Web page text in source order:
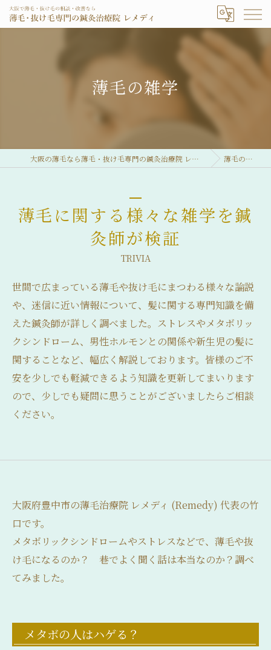
薄毛の雑学
大阪の薄毛なら薄毛・抜け毛専門の鍼灸治療院 レメディ 薄毛の雑学
薄毛に関する様々な雑学を鍼
灸師が検証
TRIVIA
世間で広まっている薄毛や抜け毛にまつわる様々な論説
や、迷信に近い情報について、髪に関する専門知識を備
えた鍼灸師が詳しく調べました。ストレスやメタボリッ
クシンドローム、男性ホルモンとの関係や新生児の髪に
関することなど、幅広く解説しております。皆様のご不
安を少しでも軽減できるよう知識を更新してまいります
ので、少しでも疑問に思うことがございましたらご相談
ください。
大阪府豊中市の薄毛治療院 レメディ (Remedy) 代表の竹
口です。
メタボリックシンドロームやストレスなどで、薄毛や抜
け毛になるのか？ 巷でよく聞く話は本当なのか？調べ
てみました。
メタボの人はハゲる？